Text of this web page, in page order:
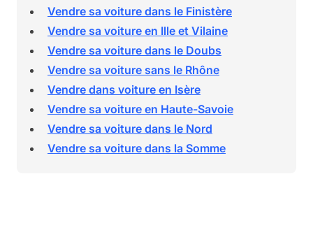
Vendre sa voiture dans le Finistère
Vendre sa voiture en Ille et Vilaine
Vendre sa voiture dans le Doubs
Vendre sa voiture sans le Rhône
Vendre dans voiture en Isère
Vendre sa voiture en Haute-Savoie
Vendre sa voiture dans le Nord
Vendre sa voiture dans la Somme